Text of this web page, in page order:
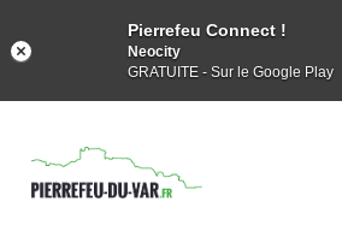
Pierrefeu Connect !
Neocity
GRATUITE - Sur le Google Play